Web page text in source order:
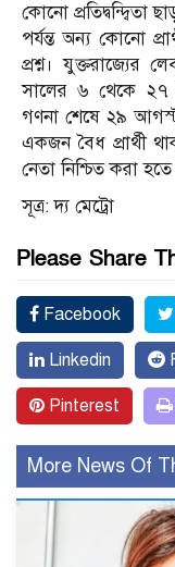
কোনো প্রতিদ্বন্দ্বিতা
পর্যন্ত অন্য কোনো
প্রশ্ন। যুক্তরাজ্যের
সালের ৬ থেকে ২৭
গণনা শেষে ২৯
একজন বৈধ প্রার্থী
নেতা নিশ্চিত করা হতে
সূত্র: দ্য মেট্রো
Please Share
Facebook
Linkedin
Pinterest
More News Of